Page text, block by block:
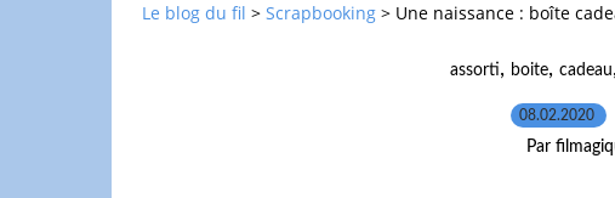
Le blog du fil > Scrapbooking > Une naissance : boîte
assorti, boite, cadeau,
08.02.2020
Par